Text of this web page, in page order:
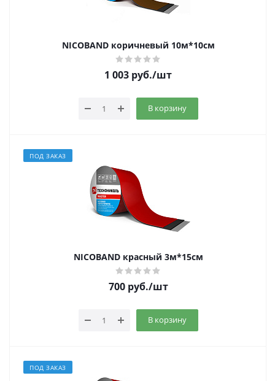
NICOBAND коричневый 10м*10см
1 003 руб./шт
В корзину
ПОД ЗАКАЗ
NICOBAND красный 3м*15см
700руб./шт
В корзину
ПОД ЗАКАЗ